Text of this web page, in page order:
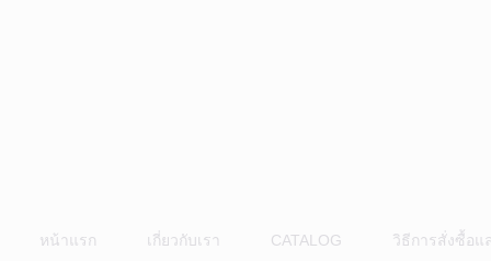
หน้าแรก เกี่ยวกับเรา CATALOG วิธีการสั่งซื้อแ